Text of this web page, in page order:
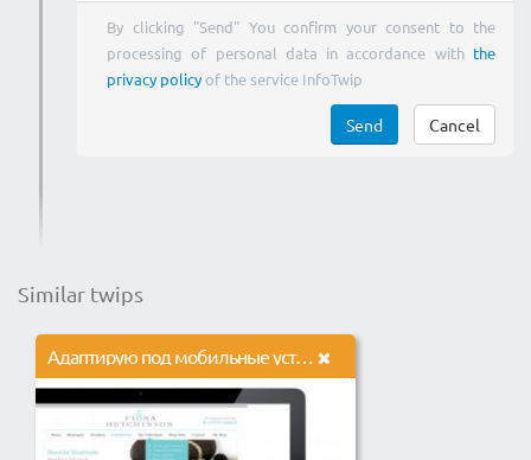
By clicking "Send" You confirm your consent to the
processing of personal data in accordance with the
privacy policyof the service InfoTwip
Send Cancel
Similar twips
Адаптирую под мобильные устройства